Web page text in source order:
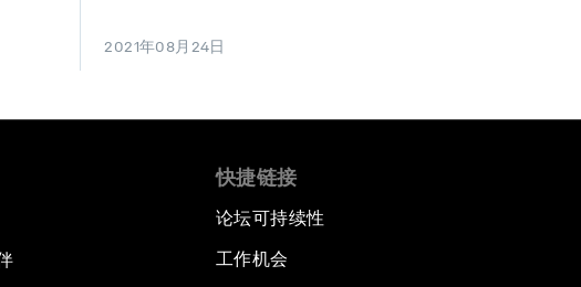
2021年08月24日
快捷链接
论坛可持续性
工作机会